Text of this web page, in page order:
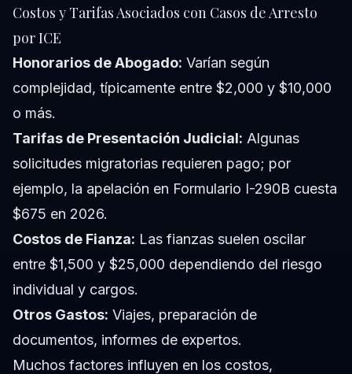
Costos y Tarifas Asociados con Casos de Arresto
por ICE
Honorarios de Abogado: Varían según
complejidad, típicamente entre $2,000 y $10,000
o más.
Tarifas de Presentación Judicial: Algunas
solicitudes migratorias requieren pago; por
ejemplo, la apelación en Formulario I-290B cuesta
$675 en 2026.
Costos de Fianza: Las fianzas suelen oscilar
entre $1,500 y $25,000 dependiendo del riesgo
individual y cargos.
Otros Gastos: Viajes, preparación de
documentos, informes de expertos.
Muchos factores influyen en los costos,